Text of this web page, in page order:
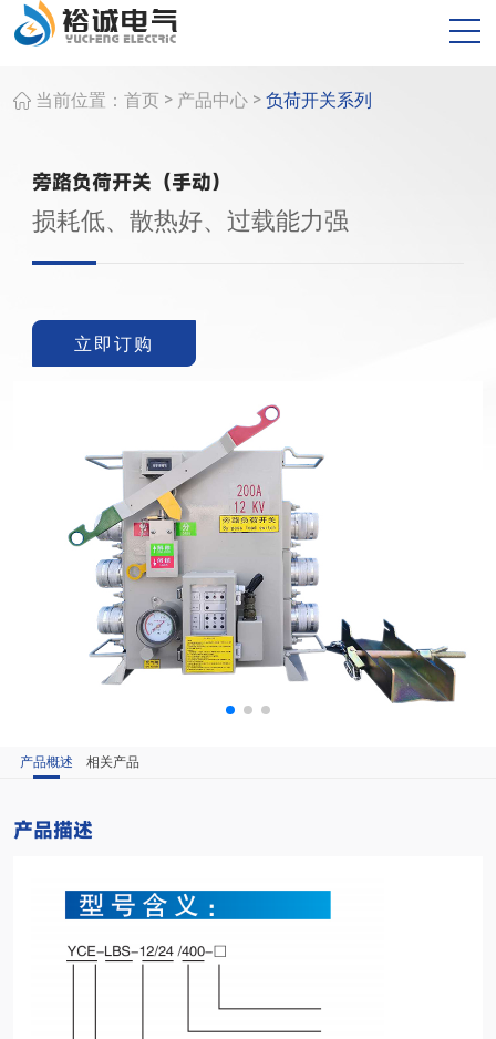
当前位置： 首页 > 产品中心 > 负荷开关系列
旁路负荷开关（手动）
损耗低、散热好、过载能力强
立即订购
产品概述 相关产品
产品描述